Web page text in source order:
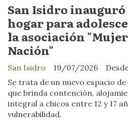
San Isidro inauguró
hogar para
la asociación
Nación"
San Isidro
19/07/2026
Se trata de un nuevo espacio
que brinda contención,
integral a chicos entre 12 y 17
vulnerabilidad.